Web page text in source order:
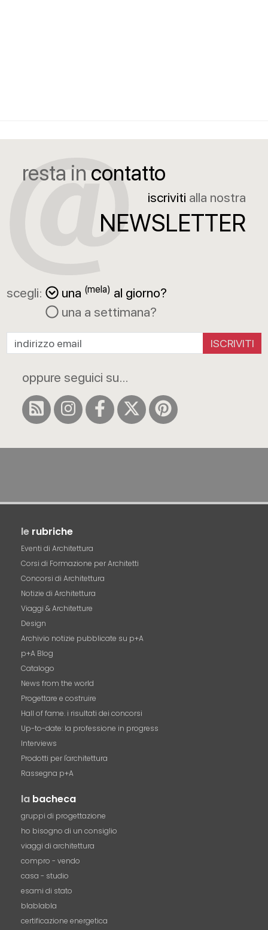
resta in contatto
iscriviti alla nostra
NEWSLETTER
scegli: una (mela) al giorno?
una a settimana?
ISCRIVITI
oppure seguici su...
le rubriche
Eventi di Architettura
Corsi di Formazione per Architetti
Concorsi di Architettura
Notizie di Architettura
Viaggi & Architetture
Design
Archivio notizie pubblicate su p+A
p+A Blog
Catalogo
News from the world
Progettare e costruire
Hall of fame. i risultati dei concorsi
Up-to-date: la professione in progress
Interviews
Prodotti per l'architettura
Rassegna p+A
la bacheca
gruppi di progettazione
ho bisogno di un consiglio
viaggi di architettura
compro - vendo
casa - studio
esami di stato
blablabla
certificazione energetica